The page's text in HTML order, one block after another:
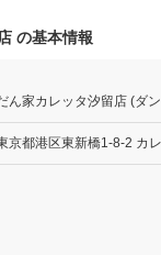
の基本情報
ん家カレッタ汐留店 (ダ
京都港区東新橋1-8-2 カ